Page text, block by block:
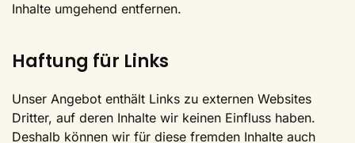
Inhalte umgehend entfernen.
Haftung für Links
Unser Angebot enthält Links zu externen Websites
Dritter, auf deren Inhalte wir keinen Einfluss haben.
Deshalb können wir für diese fremden Inhalte auch